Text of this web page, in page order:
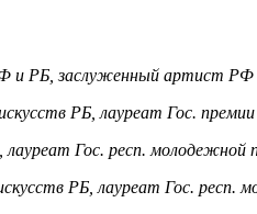
и РБ, заслуженный артист РФ
РБ, лауреат Гос.
лауреат Гос. респ.
РБ, лауреат Гос.